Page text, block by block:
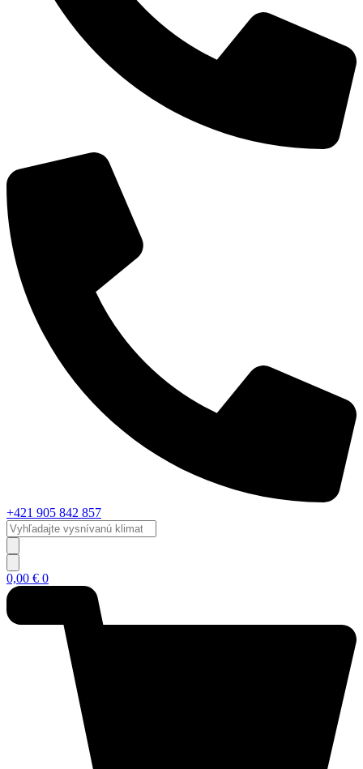
+421 905 842 857
Vyhľadajte
vysnívanú
klimatizáciu...
0,00 € 0